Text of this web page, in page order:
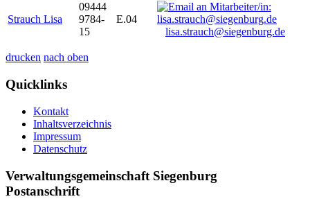
Strauch Lisa
09444
9784-
15
E.04
lisa.strauch@siegenburg.de
drucken nach oben
Quicklinks
Kontakt
Inhaltsverzeichnis
Impressum
Datenschutz
Verwaltungsgemeinschaft Siegenburg
Postanschrift